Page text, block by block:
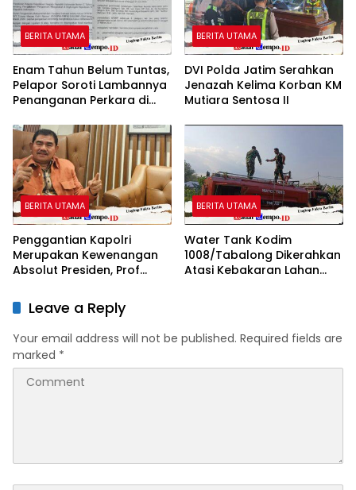
BERITA UTAMA
Enam Tahun Belum Tuntas,
Pelapor Soroti Lambannya
Penanganan Perkara di
BERITA UTAMA
DVI Polda Jatim Serahkan
Jenazah Kelima Korban KM
Mutiara Sentosa II
BERITA UTAMA
Penggantian Kapolri
Merupakan Kewenangan
Absolut Presiden, Prof
Pemberantasan Korupsi
Justru Melemah
BERITA UTAMA
Water Tank Kodim
1008/Tabalong Dikerahkan
Atasi Kebakaran Lahan
Leave a Reply
Your email address will not be published. Required fields are
marked *